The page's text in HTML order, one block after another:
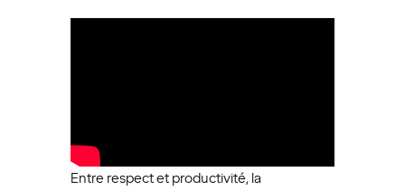
Entre respect et productivité, la